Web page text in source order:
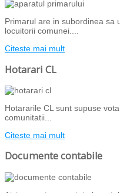
Primarul are in subordinea sa
locuitorii comunei....
Citeste mai mult
Hotarari CL
Hotararile CL sunt supuse
comunitatii...
Citeste mai mult
Documente contabile